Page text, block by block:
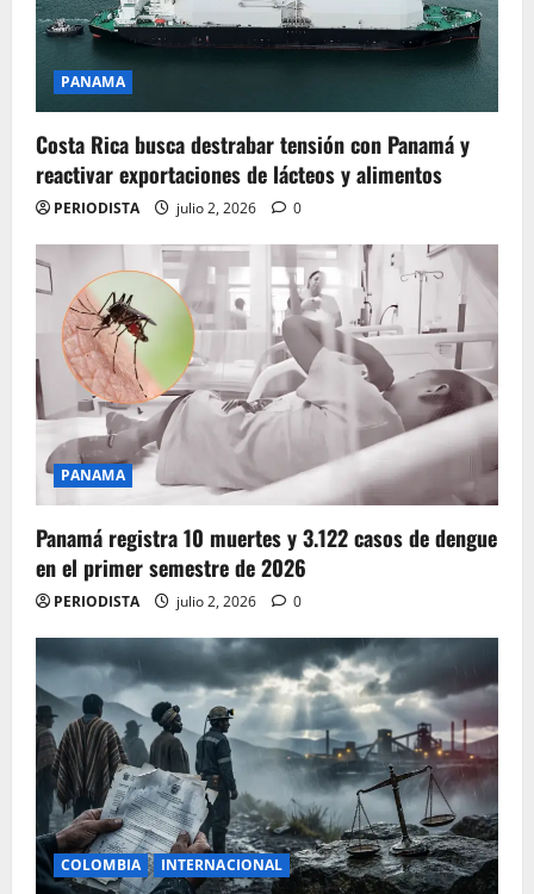
PANAMA
Costa Rica busca destrabar tensión con Panamá y
reactivar exportaciones de lácteos y alimentos
PERIODISTA julio 2, 2026 0
PANAMA
Panamá registra 10 muertes y 3.122 casos de dengue
en el primer semestre de 2026
PERIODISTA julio 2, 2026 0
COLOMBIA INTERNACIONAL